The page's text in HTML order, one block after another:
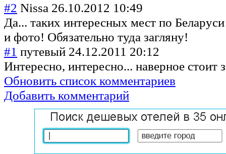
#2 Nissa 26.10.2012 10:49
Да... таких интересных мест по
и фото! Обязательно туда загляну!
#1 путевый 24.12.2011 20:12
Интересно, интересно... наверное стоит
Обновить список комментариев
Добавить комментарий